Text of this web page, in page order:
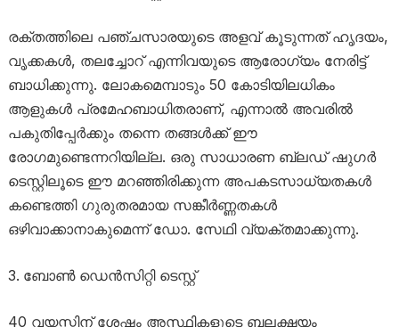
രക്തത്തിലെ പഞ്ചസാരയുടെ അളവ് കൂടുന്നത് ഹൃദയം,
വൃക്കകൾ, തലച്ചോറ് എന്നിവയുടെ ആരോഗ്യം നേരിട്ട്
ബാധിക്കുന്നു. ലോകമെമ്പാടും 50 കോടിയിലധികം
ആളുകൾ പ്രമേഹബാധിതരാണ്, എന്നാൽ അവരിൽ
പകുതിപ്പേർക്കും തന്നെ തങ്ങൾക്ക് ഈ
രോഗമുണ്ടെന്നറിയില്ല. ഒരു സാധാരണ ബ്ലഡ് ഷുഗർ
ടെസ്റ്റിലൂടെ ഈ മറഞ്ഞിരിക്കുന്ന അപകടസാധ്യതകൾ
കണ്ടെത്തി ഗുരുതരമായ സങ്കീർണ്ണതകൾ
ഒഴിവാക്കാനാകുമെന്ന് ഡോ. സേഥി വ്യക്തമാക്കുന്നു.
ബോൺ ഡെൻസിറ്റി ടെസ്റ്റ്
40 വയസ്സിന് ശേഷം അസ്ഥികളുടെ ബലക്ഷയം